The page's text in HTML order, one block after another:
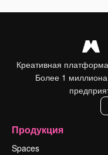
Креативная
Более 1 миллиона
Продукция
Spaces